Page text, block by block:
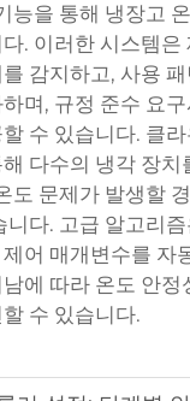
능을 통해 냉장고
. 이러한 시스템은
감지하고, 사용
며, 규정 준수 요
수 있습니다. 클
다수의 냉각 장치
도 문제가 발생할
다. 고급 알고리
어 매개변수를 자
에 따라 온도 안정
수 있습니다.